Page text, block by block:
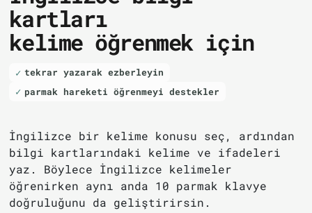
kartları
kelime öğrenmek için
tekrar yazarak ezberleyin
parmak hareketi öğrenmeyi destekler
İngilizce bir kelime konusu seç, ardından
bilgi kartlarındaki kelime ve ifadeleri
yaz. Böylece İngilizce kelimeler
öğrenirken aynı anda 10 parmak klavye
doğruluğunu da geliştirirsin.